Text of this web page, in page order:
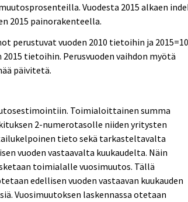
Vuodesta 2015 alkaen
2015 painorakenteella.
perustuvat vuoden 2010 tietoihin ja
tietoihin. Perusvuoden vaihdon myötä
päivitetä.
Toimialoittainen summa
2-numerotasolle niiden yritysten
tieto sekä tarkasteltavalta
vuoden vastaavalta kuukaudelta. Näin
toimialalle vuosimuutos. Tällä
edellisen vuoden vastaavan kuukauden
Vuosimuutoksen laskennassa otetaan